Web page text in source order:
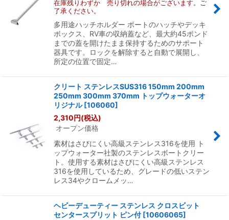
在庫残りわずか 売り切れの場合がございます。ご
了承ください。
多用途ハッチホルダー ボートのハッチやデッキ
ボックス、RV車の収納蓋など、最大約45ポンド
までの蓋を開けたまま保持するためのサポート
器具です。ロックを解除すると自動で展開し、
所定の位置で固定…
クリート ステンレスSUS316 150mm 200mm
250mm 300mm 370mm トップウォーターオ
リジナル [106060]
2,310円(税込)
オープン価格
素材はさびにくい高級ステンレス316を使用 ト
ップウォーター社製のステンレスボートクリー
ト。使用する素材はさびにくい高級ステンレス
316を使用しているため、グレードの低いステン
レス34やクロームメッ…
ヘビーデューティー ステンレス クロスビット
センタースプリット ピン付 [10606065]